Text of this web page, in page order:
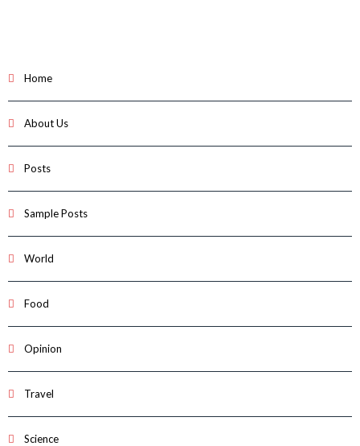
Home
About Us
Posts
Sample Posts
World
Food
Opinion
Travel
Science